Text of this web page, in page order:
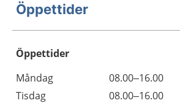
Öppettider
Öppettider
Dag
Öppettider
Kommentarer
Måndag
08.00–16.00
Tisdag
08.00–16.00